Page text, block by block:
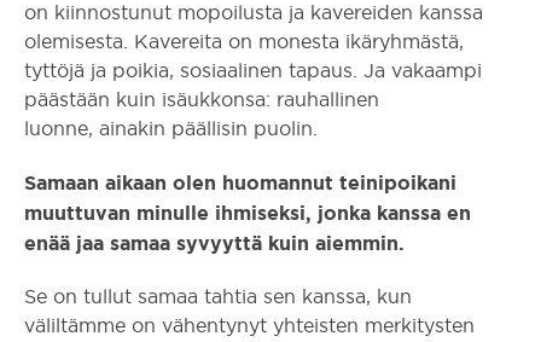
on kiinnostunut mopoilusta ja kavereiden kanssa
olemisesta. Kavereita on monesta ikäryhmästä,
tyttöjä ja poikia, sosiaalinen tapaus. Ja vakaampi
päästään kuin isäukkonsa: rauhallinen
luonne, ainakin päällisin puolin.
Samaan aikaan olen huomannut teinipoikani
muuttuvan minulle ihmiseksi, jonka kanssa en
enää jaa samaa syvyyttä kuin aiemmin.
Se on tullut samaa tahtia sen kanssa, kun
väliltämme on vähentynyt yhteisten merkitysten